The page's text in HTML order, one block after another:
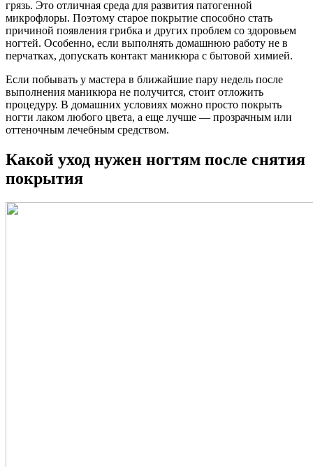
грязь. Это отличная среда для развития патогенной
микрофлоры. Поэтому старое покрытие способно стать
причиной появления грибка и других проблем со здоровьем
ногтей. Особенно, если выполнять домашнюю работу не в
перчатках, допускать контакт маникюра с бытовой химией.
Если побывать у мастера в ближайшие пару недель после
выполнения маникюра не получится, стоит отложить
процедуру. В домашних условиях можно просто покрыть
ногти лаком любого цвета, а еще лучше — прозрачным или
оттеночным лечебным средством.
Какой уход нужен ногтям после снятия
покрытия